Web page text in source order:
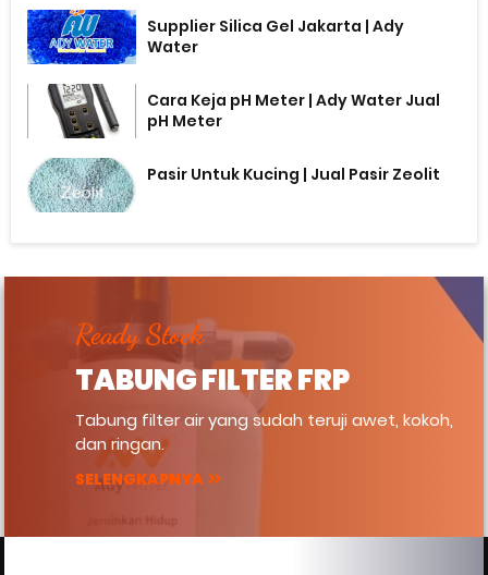
Supplier Silica Gel Jakarta | Ady
Water
Cara Keja pH Meter | Ady Water Jual
pH Meter
Pasir Untuk Kucing | Jual Pasir Zeolit
Ready Stock
TABUNG FILTER FRP
Tabung filter air yang sudah teruji awet, kokoh,
dan ringan.
SELENGKAPNYA